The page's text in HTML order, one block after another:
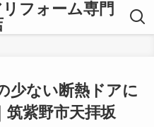
フォーム専門
少ない断熱ドアに
筑紫野市天拝坂